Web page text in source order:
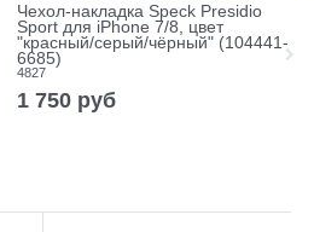
Чехол-накладка Speck Presidio
Sport для iPhone 7/8, цвет
"красный/серый/чёрный" (104441-
6685)
4827
1 750 руб